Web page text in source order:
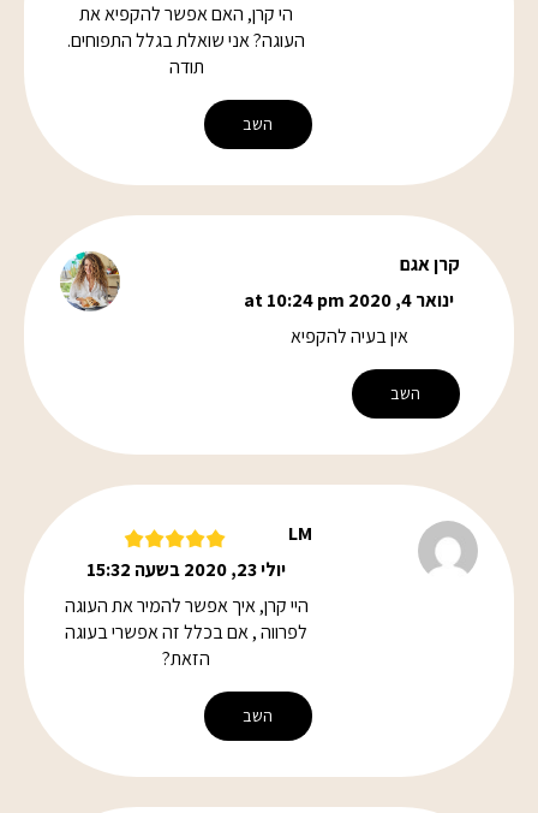
הי קרן, האם אפשר להקפיא את
העוגה? אני שואלת בגלל התפוחים.
תודה
השב
קרן אגם
ינואר 4, 2020 at 10:24 pm
אין בעיה להקפיא
השב
LM
יולי 23, 2020 בשעה 15:32
היי קרן, איך אפשר להמיר את העוגה
לפרווה , אם בכלל זה אפשרי בעוגה
הזאת?
השב